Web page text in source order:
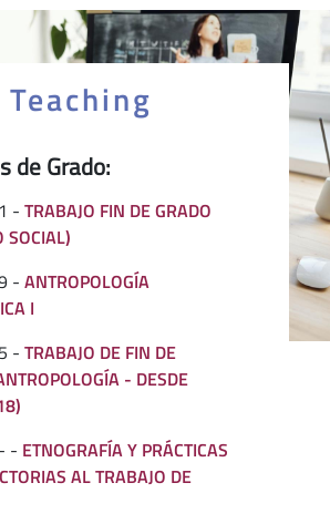
Teaching
de Grado:
-TRABAJO FIN DE GRADO
SOCIAL)
-ANTROPOLOGÍA
I
-TRABAJO DE FIN DE
- DESDE
- ETNOGRAFÍA Y PRÁCTICAS
AL TRABAJO DE